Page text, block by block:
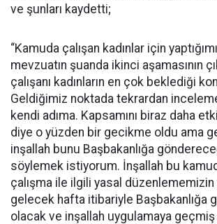
ve şunları kaydetti;
“Kamuda çalışan kadınlar için
mevzuatın şuanda ikinci aşamasının
çalışanı kadınların en çok beklediği
Geldiğimiz noktada tekrardan
kendi adıma. Kapsamını biraz daha
diye o yüzden bir gecikme oldu ama
inşallah bunu Başbakanlığa
söylemek istiyorum. İnşallah bu
çalışma ile ilgili yasal
gelecek hafta itibariyle Başbakanlığa
olacak ve inşallah uygulamaya